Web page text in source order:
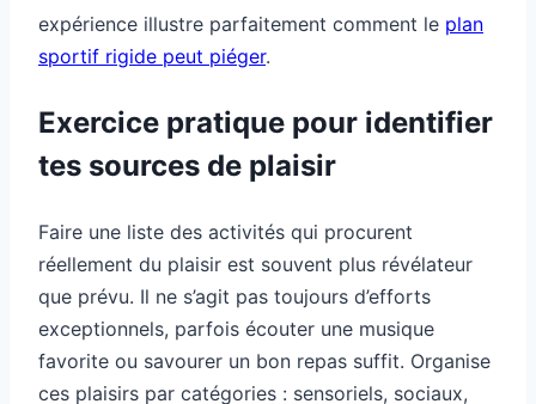
expérience illustre parfaitement comment le plan
sportif rigide peut piéger.
Exercice pratique pour identifier
tes sources de plaisir
Faire une liste des activités qui procurent
réellement du plaisir est souvent plus révélateur
que prévu. Il ne s’agit pas toujours d’efforts
exceptionnels, parfois écouter une musique
favorite ou savourer un bon repas suffit. Organise
ces plaisirs par catégories : sensoriels, sociaux,